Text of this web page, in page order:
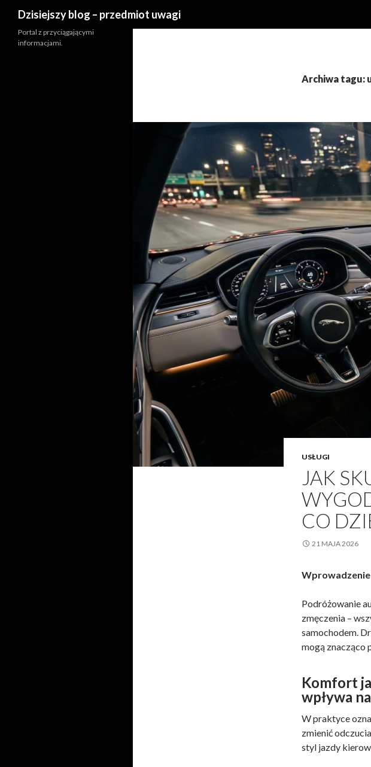
Dzisiejszy blog – przedmiot uwagi
Archiwa tagu:
USŁUGI
JAK
CO
21 MAJA 2026
Podróżowanie
zmęczenia –
samochodem.
mogą znacząco
Komfort
wpływa
W praktyce
zmienić
styl jazdy
Portal z przyciągającymi
informacjami.